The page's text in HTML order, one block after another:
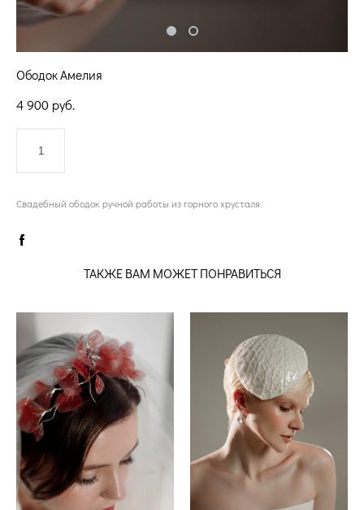
Ободок Амелия
4 900 pуб.
Свадебный ободок ручной работы из горного хрусталя.
ТАКЖЕ ВАМ МОЖЕТ ПОНРАВИТЬСЯ